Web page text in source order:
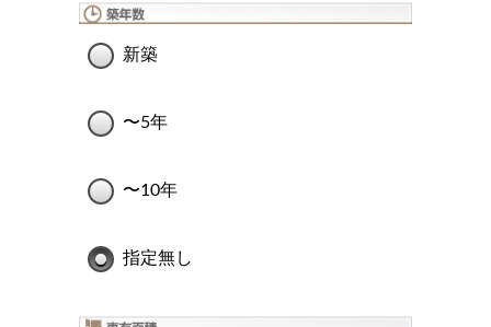
新築
〜5年
〜10年
指定無し